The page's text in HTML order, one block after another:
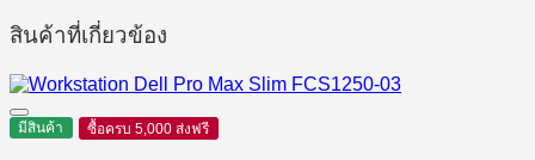
สินค้าที่เกี่ยวข้อง
มีสินค้า ซื้อครบ 5,000 ส่งฟรี